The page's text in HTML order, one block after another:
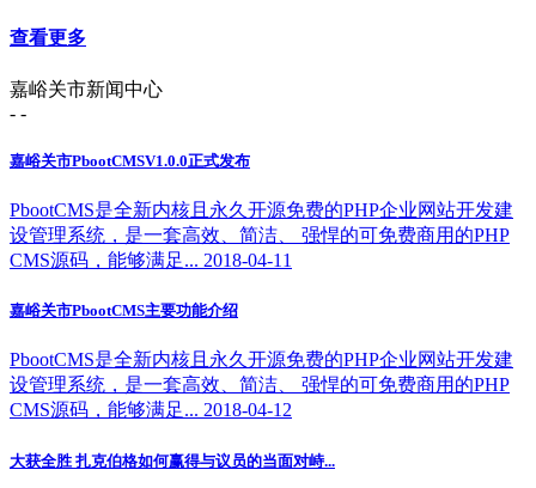
查看更多
嘉峪关市新闻中心
- -
嘉峪关市PbootCMSV1.0.0正式发布
PbootCMS是全新内核且永久开源免费的PHP企业网站开发建
设管理系统，是一套高效、简洁、 强悍的可免费商用的PHP
CMS源码，能够满足... 2018-04-11
嘉峪关市PbootCMS主要功能介绍
PbootCMS是全新内核且永久开源免费的PHP企业网站开发建
设管理系统，是一套高效、简洁、 强悍的可免费商用的PHP
CMS源码，能够满足... 2018-04-12
大获全胜 扎克伯格如何赢得与议员的当面对峙...